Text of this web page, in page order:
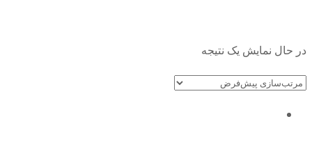
در حال نمایش یک نتیجه